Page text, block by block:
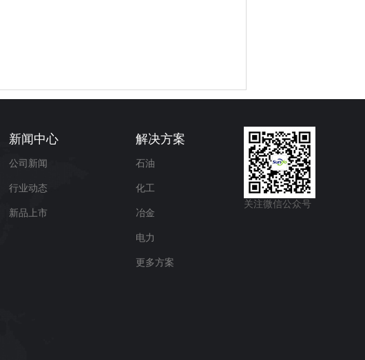
新闻中心
公司新闻
行业动态
新品上市
解决方案
石油
化工
冶金
电力
更多方案
关注微信公众号